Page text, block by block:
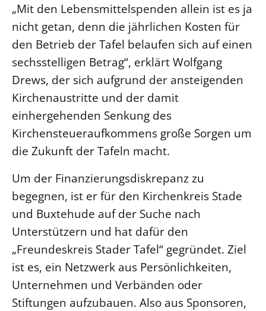
„Mit den Lebensmittelspenden allein ist es ja
nicht getan, denn die jährlichen Kosten für
den Betrieb der Tafel belaufen sich auf einen
sechsstelligen Betrag“, erklärt Wolfgang
Drews, der sich aufgrund der ansteigenden
Kirchenaustritte und der damit
einhergehenden Senkung des
Kirchensteueraufkommens große Sorgen um
die Zukunft der Tafeln macht.
Um der Finanzierungsdiskrepanz zu
begegnen, ist er für den Kirchenkreis Stade
und Buxtehude auf der Suche nach
Unterstützern und hat dafür den
„Freundeskreis Stader Tafel“ gegründet. Ziel
ist es, ein Netzwerk aus Persönlichkeiten,
Unternehmen und Verbänden oder
Stiftungen aufzubauen. Also aus Sponsoren,